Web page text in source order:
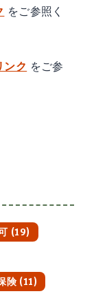
をご参照く
ンク をご参
(19)
険 (11)